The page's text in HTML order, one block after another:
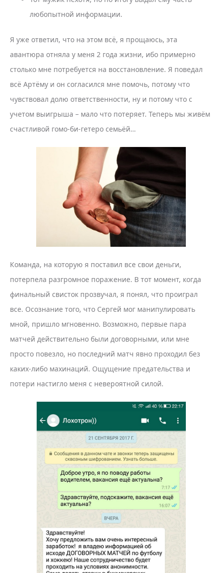
любопытной информации.
Я уже ответил, что на этом всё, я прощаюсь, эта
авантюра отняла у меня 2 года жизни, ибо примерно
столько мне потребуется на восстановление. Я поведал
всё Артёму и он согласился мне помочь, потому что
чувствовал долю ответственности, ну и потому что с
учетом выигрыша – мало что потеряет. Теперь мы живём
счастливой гомо-би-гетеро семьёй…
Команда, на которую я поставил все свои деньги,
потерпела разгромное поражение. В тот момент, когда
финальный свисток прозвучал, я понял, что проиграл
все. Осознание того, что Сергей мог манипулировать
мной, пришло мгновенно. Возможно, первые пара
матчей действительно были договорными, или мне
просто повезло, но последний матч явно проходил без
каких-либо махинаций. Ощущение предательства и
потери настигло меня с невероятной силой.